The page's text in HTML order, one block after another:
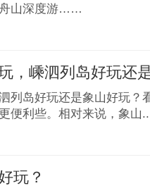
舟山深度游……
，嵊泗列岛好玩还
列岛好玩还是象山好玩？
便利些。相对来说，象山
玩？